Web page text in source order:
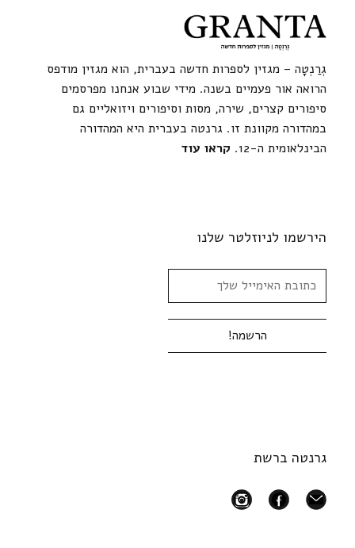
גְרַנְטָה – מגזין לספרות חדשה בעברית, הוא מגזין מודפס
הרואה אור פעמיים בשנה. מידי שבוע אנחנו מפרסמים
סיפורים קצרים, שירה, מסות וסיפורים ויזואליים גם
במהדורה מקוונת זו. גרנטה בעברית היא המהדורה
הבינלאומית ה-12.
קראו עוד
הירשמו לניוזלטר שלנו
גרנטה ברשת
mail
facebook
instagram